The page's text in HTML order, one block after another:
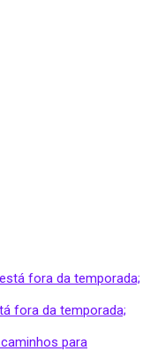
fora da temporada;